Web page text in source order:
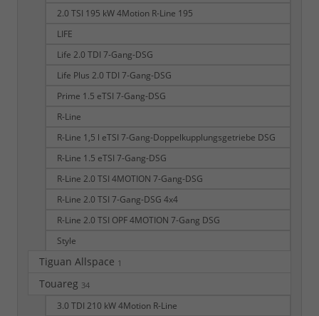
2.0 TSI 195 kW 4Motion R-Line 195
LIFE
Life 2.0 TDI 7-Gang-DSG
Life Plus 2.0 TDI 7-Gang-DSG
Prime 1.5 eTSI 7-Gang-DSG
R-Line
R-Line 1,5 l eTSI 7-Gang-Doppelkupplungsgetriebe DSG
R-Line 1.5 eTSI 7-Gang-DSG
R-Line 2.0 TSI 4MOTION 7-Gang-DSG
R-Line 2.0 TSI 7-Gang-DSG 4x4
R-Line 2.0 TSI OPF 4MOTION 7-Gang DSG
Style
Tiguan Allspace 1
Touareg 34
3.0 TDI 210 kW 4Motion R-Line